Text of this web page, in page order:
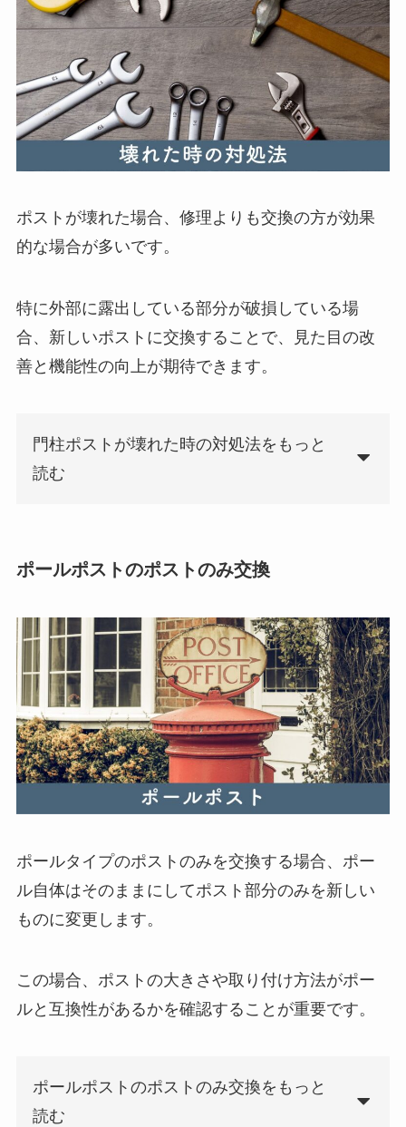
ポストが壊れた場合、修理よりも交換の方が効果
的な場合が多いです。
特に外部に露出している部分が破損している場
合、新しいポストに交換することで、見た目の改
善と機能性の向上が期待できます。
門柱ポストが壊れた時の対処法をもっと
読む
ポールポストのポストのみ交換
ポールタイプのポストのみを交換する場合、ポー
ル自体はそのままにしてポスト部分のみを新しい
ものに変更します。
この場合、ポストの大きさや取り付け方法がポー
ルと互換性があるかを確認することが重要です。
ポールポストのポストのみ交換をもっと
読む